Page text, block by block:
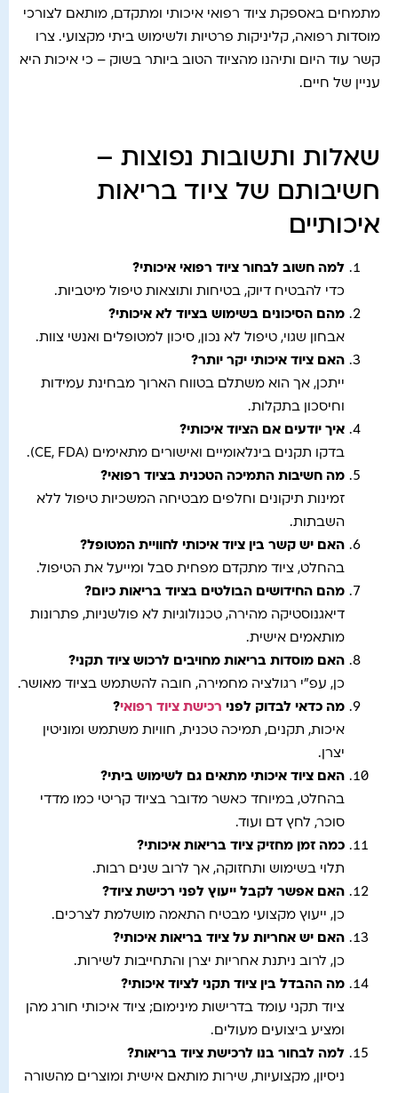
מתמחים באספקת ציוד רפואי איכותי ומתקדם, מותאם לצורכי
מוסדות רפואה, קליניקות פרטיות ולשימוש ביתי מקצועי. צרו
קשר עוד היום ותיהנו מהציוד הטוב ביותר בשוק – כי איכות היא
עניין של חיים.
שאלות ותשובות נפוצות –
חשיבותם של ציוד בריאות
איכותיים
למה חשוב לבחור ציוד רפואי איכותי?
כדי להבטיח דיוק, בטיחות ותוצאות טיפול מיטביות.
מהם הסיכונים בשימוש בציוד לא איכותי?
אבחון שגוי, טיפול לא נכון, סיכון למטופלים ואנשי צוות.
האם ציוד איכותי יקר יותר?
ייתכן, אך הוא משתלם בטווח הארוך מבחינת עמידות
וחיסכון בתקלות.
איך יודעים אם הציוד איכותי?
בדקו תקנים בינלאומיים ואישורים מתאימים (CE, FDA).
מה חשיבות התמיכה הטכנית בציוד רפואי?
זמינות תיקונים וחלפים מבטיחה המשכיות טיפול ללא
השבתות.
האם יש קשר בין ציוד איכותי לחוויית המטופל?
בהחלט, ציוד מתקדם מפחית סבל ומייעל את הטיפול.
מהם החידושים הבולטים בציוד בריאות כיום?
דיאגנוסטיקה מהירה, טכנולוגיות לא פולשניות, פתרונות
מותאמים אישית.
האם מוסדות בריאות מחויבים לרכוש ציוד תקני?
כן, עפ"י רגולציה מחמירה, חובה להשתמש בציוד מאושר.
מה כדאי לבדוק לפני רכישת ציוד רפואי?
איכות, תקנים, תמיכה טכנית, חוויות משתמש ומוניטין
יצרן.
האם ציוד איכותי מתאים גם לשימוש ביתי?
בהחלט, במיוחד כאשר מדובר בציוד קריטי כמו מדדי
סוכר, לחץ דם ועוד.
כמה זמן מחזיק ציוד בריאות איכותי?
תלוי בשימוש ותחזוקה, אך לרוב שנים רבות.
האם אפשר לקבל ייעוץ לפני רכישת ציוד?
כן, ייעוץ מקצועי מבטיח התאמה מושלמת לצרכים.
האם יש אחריות על ציוד בריאות איכותי?
כן, לרוב ניתנת אחריות יצרן והתחייבות לשירות.
מה ההבדל בין ציוד תקני לציוד איכותי?
ציוד תקני עומד בדרישות מינימום; ציוד איכותי חורג מהן
ומציע ביצועים מעולים.
למה לבחור בנו לרכישת ציוד בריאות?
ניסיון, מקצועיות, שירות מותאם אישית ומוצרים מהשורה